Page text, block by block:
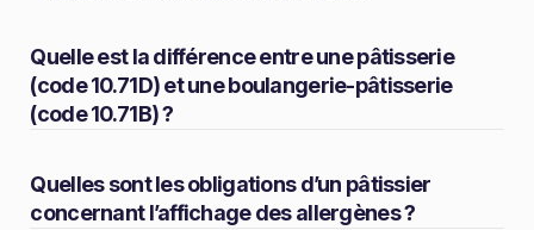
Quelle est la différence entre une pâtisserie
(code 10.71D) et une boulangerie-pâtisserie
(code 10.71B) ?
Quelles sont les obligations d’un pâtissier
concernant l’affichage des allergènes ?